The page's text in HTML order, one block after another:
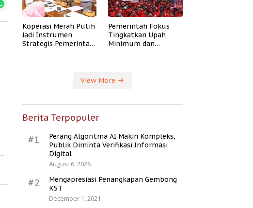
Koperasi Merah Putih
Jadi Instrumen
Strategis Pemerintah
Pemerintah Fokus
Tingkatkan Upah
Minimum dan
View More
Berita Terpopuler
#1
Perang Algoritma AI Makin Kompleks,
Publik Diminta Verifikasi Informasi
Digital
August 6, 2026
#2
Mengapresiasi Penangkapan Gembong
KST
December 1, 2021